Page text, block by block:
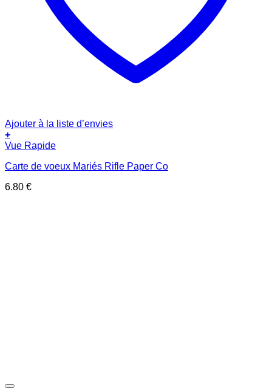
Ajouter à la liste d’envies
+
Vue Rapide
Carte de voeux Mariés Rifle Paper Co
6.80 €